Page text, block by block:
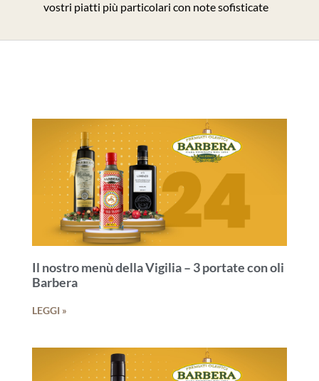
vostri piatti più particolari con note sofisticate
Il nostro menù della Vigilia – 3 portate con oli
Barbera
LEGGI »